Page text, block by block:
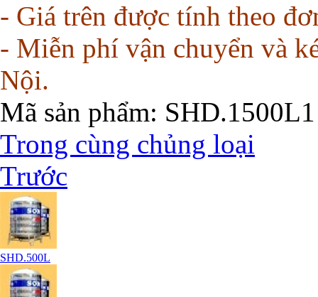
- Giá trên được tính theo
- Miễn phí vận chuyển và
Nội.
Mã sản phẩm: SHD.1500L1
Trong cùng chủng loại
Trước
SHD.500L